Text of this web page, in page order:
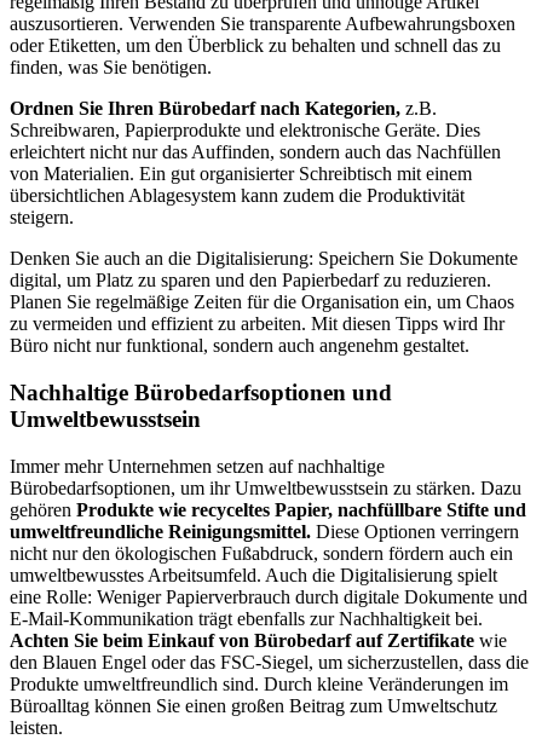
auszusortieren. Verwenden Sie transparente Aufbewahrungsboxen
oder Etiketten, um den Überblick zu behalten und schnell das zu
finden, was Sie benötigen.
Ordnen Sie Ihren Bürobedarf nach Kategorien, z.B.
Schreibwaren, Papierprodukte und elektronische Geräte. Dies
erleichtert nicht nur das Auffinden, sondern auch das Nachfüllen
von Materialien. Ein gut organisierter Schreibtisch mit einem
übersichtlichen Ablagesystem kann zudem die Produktivität
steigern.
Denken Sie auch an die Digitalisierung: Speichern Sie Dokumente
digital, um Platz zu sparen und den Papierbedarf zu reduzieren.
Planen Sie regelmäßige Zeiten für die Organisation ein, um Chaos
zu vermeiden und effizient zu arbeiten. Mit diesen Tipps wird Ihr
Büro nicht nur funktional, sondern auch angenehm gestaltet.
Nachhaltige Bürobedarfsoptionen und
Umweltbewusstsein
Immer mehr Unternehmen setzen auf nachhaltige
Bürobedarfsoptionen, um ihr Umweltbewusstsein zu stärken. Dazu
gehören Produkte wie recyceltes Papier, nachfüllbare Stifte und
umweltfreundliche Reinigungsmittel. Diese Optionen verringern
nicht nur den ökologischen Fußabdruck, sondern fördern auch ein
umweltbewusstes Arbeitsumfeld. Auch die Digitalisierung spielt
eine Rolle: Weniger Papierverbrauch durch digitale Dokumente und
E-Mail-Kommunikation trägt ebenfalls zur Nachhaltigkeit bei.
Achten Sie beim Einkauf von Bürobedarf auf Zertifikate wie
den Blauen Engel oder das FSC-Siegel, um sicherzustellen, dass die
Produkte umweltfreundlich sind. Durch kleine Veränderungen im
Büroalltag können Sie einen großen Beitrag zum Umweltschutz
leisten.